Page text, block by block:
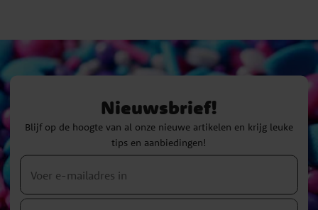
Nieuwsbrief!
Blijf op de hoogte van al onze nieuwe artikelen en krijg leuke
tips en aanbiedingen!